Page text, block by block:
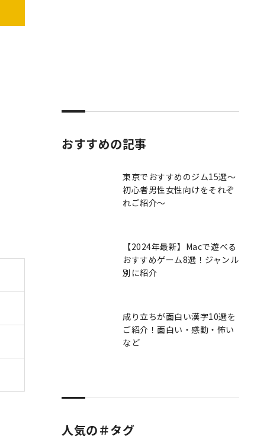
おすすめの記事
東京でおすすめのジム15選～
初心者男性女性向けをそれぞ
れご紹介～
【2024年最新】Macで遊べる
おすすめゲーム8選！ジャンル
別に紹介
成り立ちが面白い漢字10選を
ご紹介！面白い・感動・怖い
など
人気の＃タグ